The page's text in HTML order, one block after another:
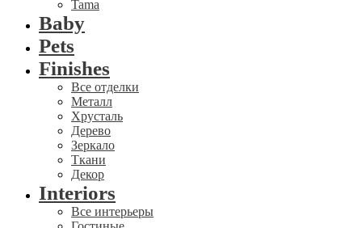
Tama
Baby
Pets
Finishes
Все отделки
Металл
Хрусталь
Дерево
Зеркало
Ткани
Декор
Interiors
Все интерьеры